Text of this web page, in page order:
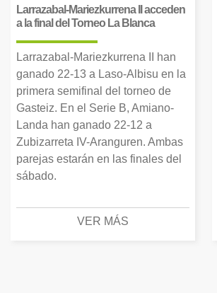
Larrazabal-Mariezkurrena II acceden
a la final del Torneo La Blanca
Larrazabal-Mariezkurrena II han
ganado 22-13 a Laso-Albisu en la
primera semifinal del torneo de
Gasteiz. En el Serie B, Amiano-
Landa han ganado 22-12 a
Zubizarreta IV-Aranguren. Ambas
parejas estarán en las finales del
sábado.
VER MÁS